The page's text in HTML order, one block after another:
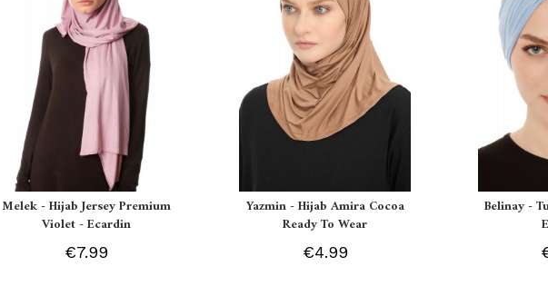
Melek - Hijab Jersey Premium
Violet - Ecardin
€7.99
Yazmin - Hijab Amira Cocoa
Ready To Wear
€4.99
Belinay -